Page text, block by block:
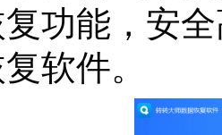
功能，安
软件。